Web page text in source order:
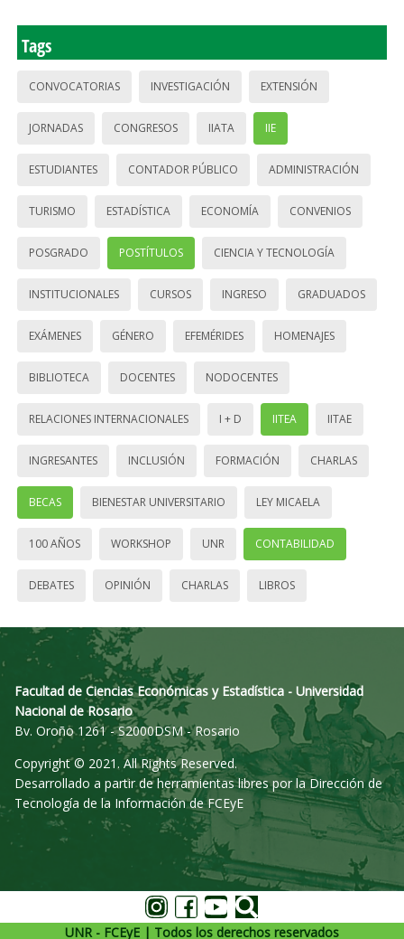
Tags
CONVOCATORIAS INVESTIGACIÓN EXTENSIÓN
JORNADAS CONGRESOS IIATA IIE
ESTUDIANTES CONTADOR PÚBLICO ADMINISTRACIÓN
TURISMO ESTADÍSTICA ECONOMÍA CONVENIOS
POSGRADO POSTÍTULOS CIENCIA Y TECNOLOGÍA
INSTITUCIONALES CURSOS INGRESO GRADUADOS
EXÁMENES GÉNERO EFEMÉRIDES HOMENAJES
BIBLIOTECA DOCENTES NODOCENTES
RELACIONES INTERNACIONALES I + D IITEA IITAE
INGRESANTES INCLUSIÓN FORMACIÓN CHARLAS
BECAS BIENESTAR UNIVERSITARIO LEY MICAELA
100 AÑOS WORKSHOP UNR CONTABILIDAD
DEBATES OPINIÓN CHARLAS LIBROS
Facultad de Ciencias Económicas y Estadística - Universidad
Nacional de Rosario
Bv. Oroño 1261 - S2000DSM - Rosario
Copyright © 2021. All Rights Reserved.
Desarrollado a partir de herramientas libres por la Dirección de
Tecnología de la Información de FCEyE
UNR - FCEyE | Todos los derechos reservados